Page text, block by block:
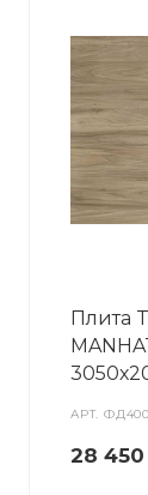
Плита
АРТ.
28